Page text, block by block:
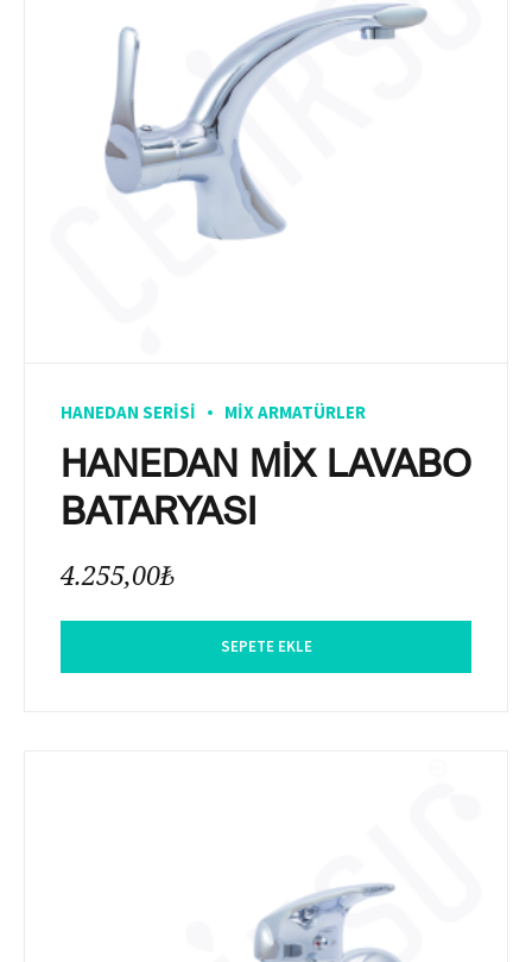
HANEDAN SERISI MIX ARMATÜRLER
HANEDAN MİX LAVABO
BATARYASI
4.255,00₺
SEPETE EKLE